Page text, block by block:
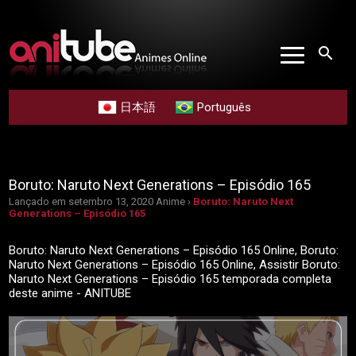
search
日本語 Português
Boruto: Naruto Next Generations – Episódio 165
Lançado em setembro 13, 2020 Anime › Boruto: Naruto Next
Generations – Episódio 165
Boruto: Naruto Next Generations – Episódio 165 Online, Boruto:
Naruto Next Generations – Episódio 165 Online, Assistir Boruto:
Naruto Next Generations – Episódio 165 temporada completa
deste anime - ANITUBE